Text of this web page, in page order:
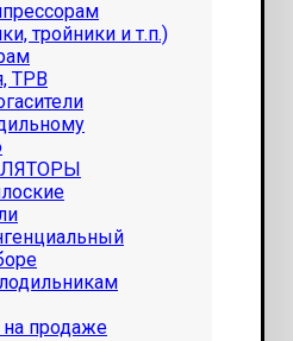
тройники и т.п.)
ТРВ
продаже